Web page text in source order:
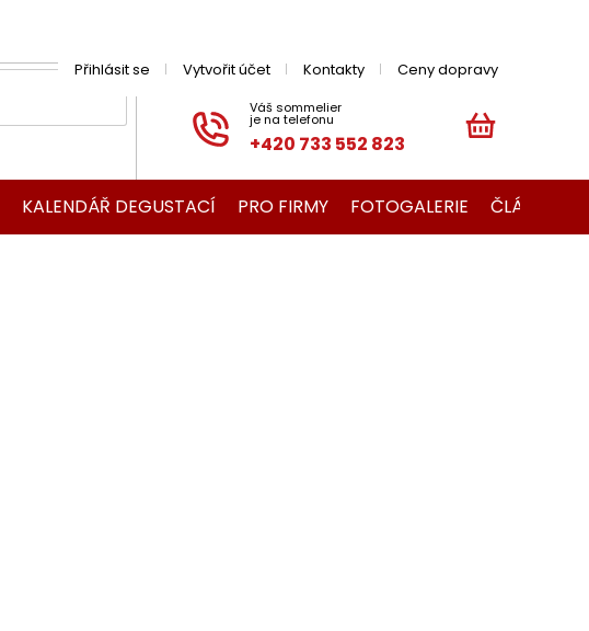
+420 733 552 823
Přihlásit se Vytvořit účet Kontakty Ceny dopravy
KOŠÍK
KALENDÁŘ DEGUSTACÍ PRO FIRMY FOTOGALERIE ČLÁNKY O